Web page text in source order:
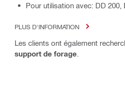
Pour utilisation avec: DD
PLUS D'INFORMATION
Les clients ont également
support de forage